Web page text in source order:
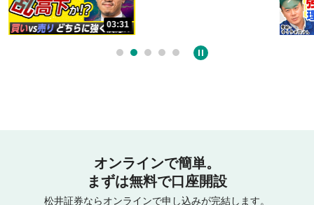
オンラインで簡単。
まずは無料で口座開設
松井証券ならオンラインで申し込みが完結します。